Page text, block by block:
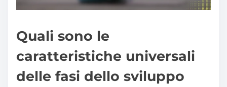
Quali sono le
caratteristiche universali
delle fasi dello sviluppo